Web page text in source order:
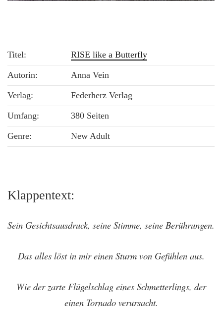
Titel: RISE like a Butterfly
Autorin: Anna Vein
Verlag: Federherz Verlag
Umfang: 380 Seiten
Genre: New Adult
Klappentext:
Sein Gesichtsausdruck, seine Stimme, seine Berührungen.
Das alles löst in mir einen Sturm von Gefühlen aus.
Wie der zarte Flügelschlag eines Schmetterlings, der
einen Tornado verursacht.